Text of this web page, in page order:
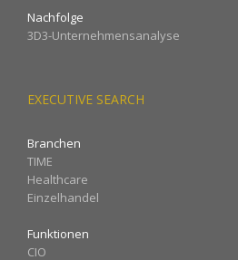
Nachfolge
3D3-Unternehmensanalyse
EXECUTIVE SEARCH
Branchen
TIME
Healthcare
Einzelhandel
Funktionen
CIO